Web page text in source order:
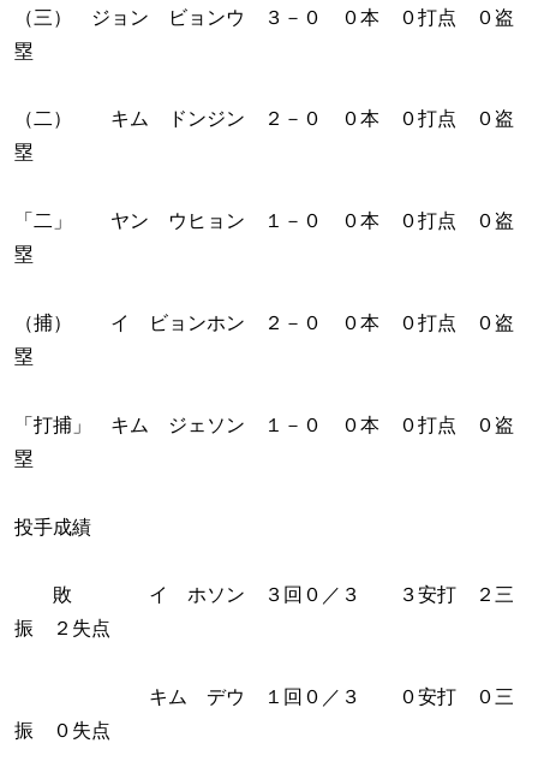
（三） ジョン ビョンウ ３－０ ０本 ０打点 ０盗
塁
（二） キム ドンジン ２－０ ０本 ０打点 ０盗
塁
「二」 ヤン ウヒョン １－０ ０本 ０打点 ０盗
塁
（捕） イ ビョンホン ２－０ ０本 ０打点 ０盗
塁
「打捕」 キム ジェソン １－０ ０本 ０打点 ０盗
塁
投手成績
敗 イ ホソン ３回０／３ ３安打 ２三
振 ２失点
キム デウ １回０／３ ０安打 ０三
振 ０失点